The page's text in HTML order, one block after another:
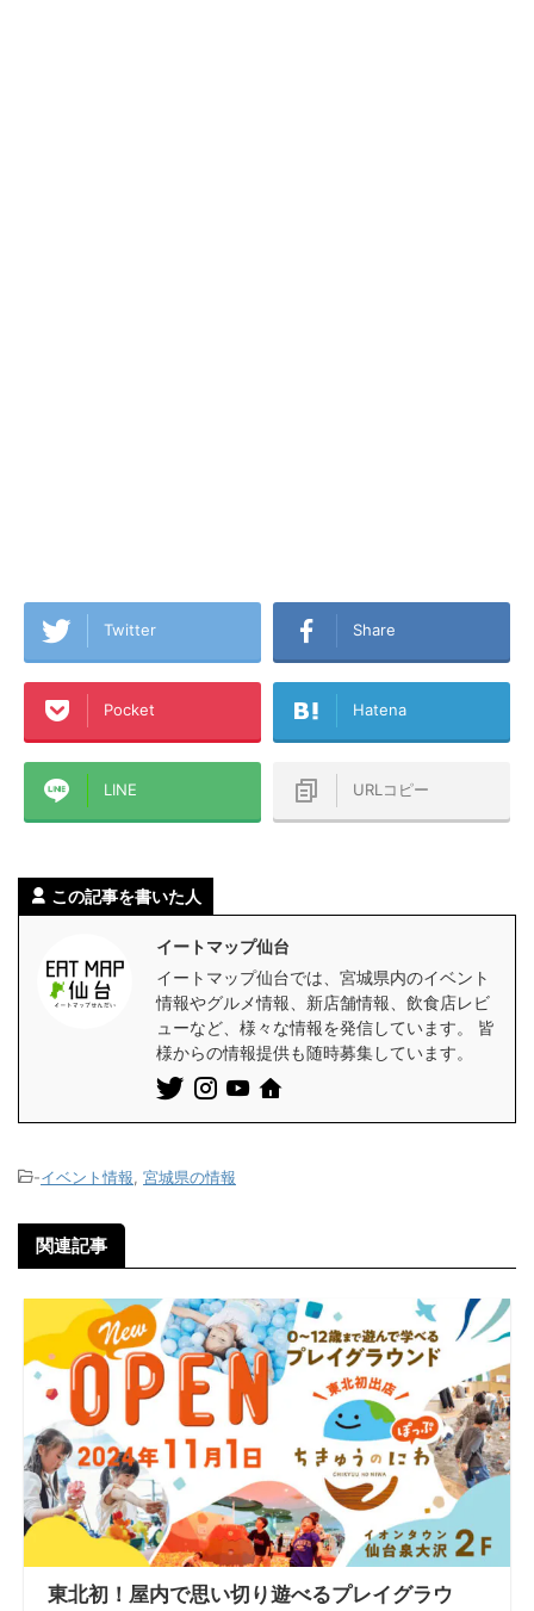
Twitter Share
Pocket Hatena
LINE URLコピー
この記事を書いた人
イートマップ仙台
イートマップ仙台では、宮城県内のイベント
情報やグルメ情報、新店舗情報、飲食店レビ
ューなど、様々な情報を発信しています。 皆
様からの情報提供も随時募集しています。
-イベント情報, 宮城県の情報
関連記事
東北初！屋内で思い切り遊べるプレイグラウ